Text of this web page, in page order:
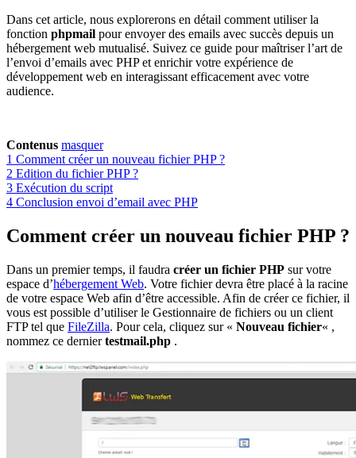
Dans cet article, nous explorerons en détail comment utiliser la
fonction phpmail pour envoyer des emails avec succès depuis un
hébergement web mutualisé. Suivez ce guide pour maîtriser l’art de
l’envoi d’emails avec PHP et enrichir votre expérience de
développement web en interagissant efficacement avec votre
audience.
Contenus masquer
1 Comment créer un nouveau fichier PHP ?
2 Edition du fichier PHP ?
3 Exécution du script
4 Conclusion envoi d’email avec PHP
Comment créer un nouveau fichier PHP ?
Dans un premier temps, il faudra créer un fichier PHP sur votre
espace d’hébergement Web. Votre fichier devra être placé à la racine
de votre espace Web afin d’être accessible. Afin de créer ce fichier, il
vous est possible d’utiliser le Gestionnaire de fichiers ou un client
FTP tel que FileZilla. Pour cela, cliquez sur « Nouveau fichier« ,
nommez ce derniertestmail.php .